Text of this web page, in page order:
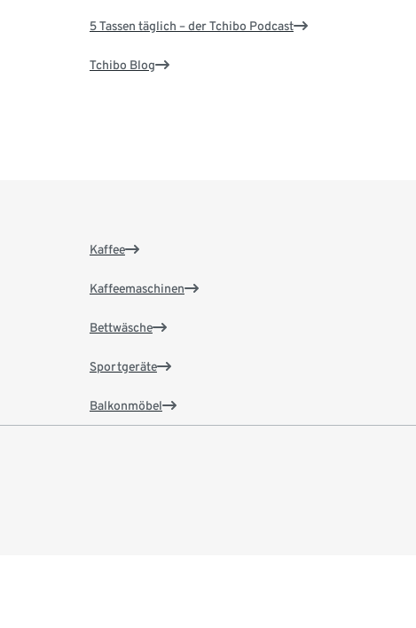
5 Tassen täglich – der Tchibo Podcast
Tchibo Blog
Kaffee
Kaffeemaschinen
Bettwäsche
Sportgeräte
Balkonmöbel